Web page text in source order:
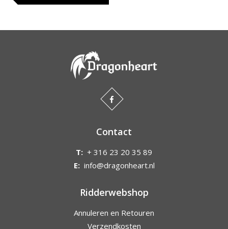
Contact
T: + 316 23 20 35 89
E: info@dragonheart.nl
Ridderwebshop
Annuleren en Retouren
Verzendkosten